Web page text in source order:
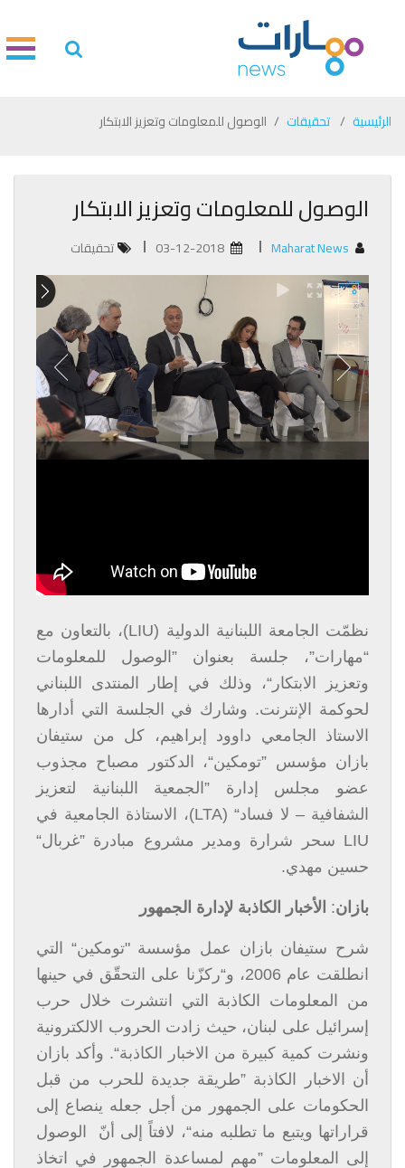
الرئيسية تحقيقات الوصول للمعلومات وتعزيز الابتكار
الوصول للمعلومات وتعزيز الابتكار
Maharat News تحقيقات
نظمّت الجامعة اللبنانية الدولية (LIU)، بالتعاون مع
“مهارات”، جلسة بعنوان ”الوصول للمعلومات
وتعزيز الابتكار“، وذلك في إطار المنتدى اللبناني
لحوكمة الإنترنت. وشارك في الجلسة التي أدارها
الاستاذ الجامعي داوود إبراهيم، كل من ستيفان
بازان مؤسس ”تومكين“، الدكتور مصباح مجذوب
عضو مجلس إدارة ”الجمعية اللبنانية لتعزيز
الشفافية – لا فساد“ (LTA)، الاستاذة الجامعية في
LIU سحر شرارة ومدير مشروع مبادرة ”غربال“
حسين مهدي.
بازان: الأخبار الكاذبة لإدارة الجمهور
شرح ستيفان بازان عمل مؤسسة "تومكين“ التي
انطلقت عام 2006، و“ركزّنا على التحقّق في حينها
من المعلومات الكاذبة التي انتشرت خلال حرب
إسرائيل على لبنان، حيث زادت الحروب الالكترونية
ونشرت كمية كبيرة من الاخبار الكاذبة“. وأكد بازان
أن الاخبار الكاذبة ”طريقة جديدة للحرب من قبل
الحكومات على الجمهور من أجل جعله ينصاع إلى
قراراتها ويتبع ما تطلبه منه“، لافتاً إلى أنّ الوصول
إلى المعلومات ”مهم لمساعدة الجمهور في اتخاذ